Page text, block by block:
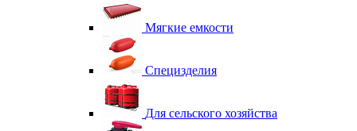
Мягкие емкости
Специзделия
Для сельского хозяйства